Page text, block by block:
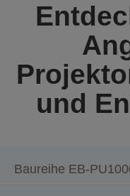
und
Baureihe EB-